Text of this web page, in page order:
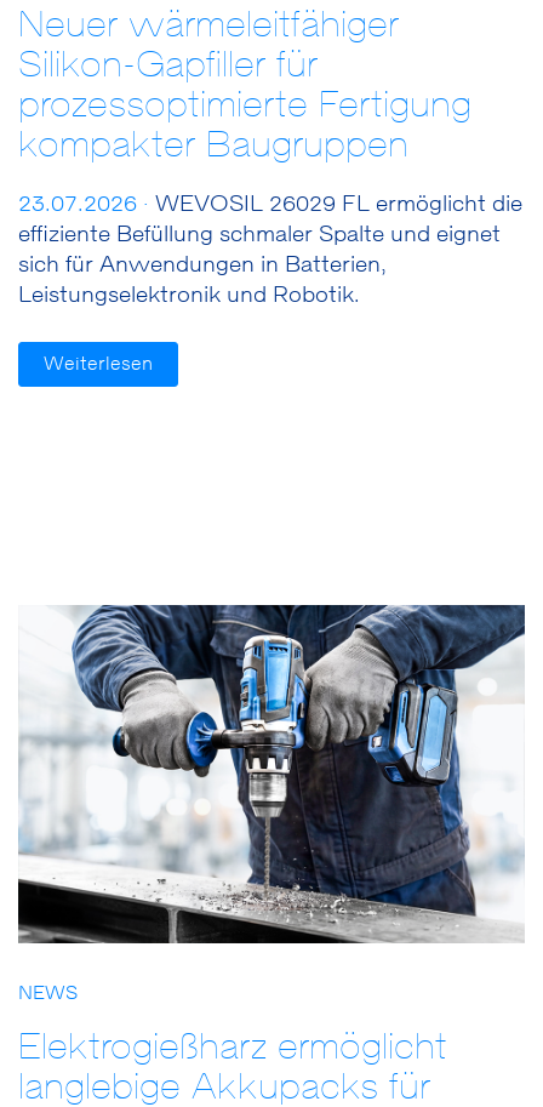
Neuer wärmeleitfähiger
Silikon-Gapfiller für
prozessoptimierte Fertigung
kompakter Baugruppen
23.07.2026 · WEVOSIL 26029 FL ermöglicht die
effiziente Befüllung schmaler Spalte und eignet
sich für Anwendungen in Batterien,
Leistungselektronik und Robotik.
Weiterlesen
NEWS
Elektrogießharz ermöglicht
langlebige Akkupacks für